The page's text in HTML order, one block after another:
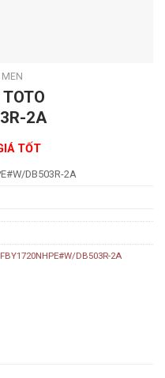
2A
TỐT
DB503R-2A
DB503R-2A